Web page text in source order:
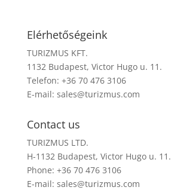
Elérhetőségeink
TURIZMUS KFT.
1132 Budapest, Victor Hugo u. 11.
Telefon: +36 70 476 3106
E-mail: sales@turizmus.com
Contact us
TURIZMUS LTD.
H-1132 Budapest, Victor Hugo u. 11.
Phone: +36 70 476 3106
E-mail: sales@turizmus.com